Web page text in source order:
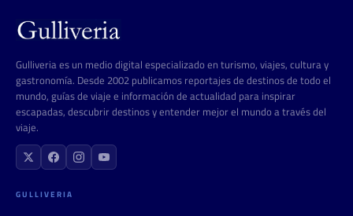
Gulliveria es un medio digital especializado en turismo, viajes, cultura y
gastronomía. Desde 2002 publicamos reportajes de destinos de todo el
mundo, guías de viaje e información de actualidad para inspirar
escapadas, descubrir destinos y entender mejor el mundo a través del
viaje.
GULLIVERIA